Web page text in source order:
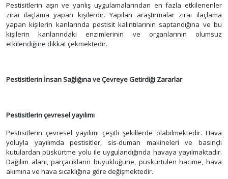
Pestisitlerin aşırı ve yanlış uygulamalarından en fazla etkilenenler
zirai ilaçlama yapan kişilerdir. Yapılan araştırmalar zirai ilaçlama
yapan kişilerin kanlarında pestisit kalıntılarının saptandığına ve bu
kişilerin kanlarındaki enzimlerinin ve organlarının olumsuz
etkilendiğine dikkat çekmektedir.
Pestisitlerin İnsan Sağlığına ve Çevreye Getirdiği Zararlar
Pestisitlerin çevresel yayılımı
Pestisitlerin çevresel yayılımı çeşitli şekillerde olabilmektedir. Hava
yoluyla yayılımda pestisitler, sis-duman makineleri ve basınçlı
kutulardan püskürtme yolu ile uygulandığında havaya yayılmaktadır.
Dağılım alanı, parçacıkların büyüklüğüne, püskürtülen hacime, hava
akımına ve hava sıcaklığına göre değişmektedir.